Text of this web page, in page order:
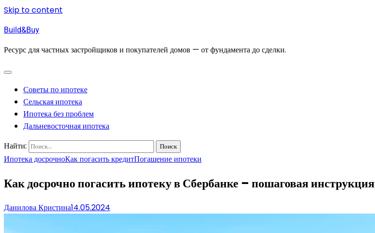
Skip to content
Build&Buy
Ресурс для частных застройщиков и покупателей домов — от фундамента до сделки.
Советы по ипотеке
Сельская ипотека
Ипотека без проблем
Дальневосточная ипотека
Найти:
Ипотека досрочноКак погасить кредитПогашение ипотеки
Как досрочно погасить ипотеку в Сбербанке – пошаговая инструкция
Данилова Кристина14.05.2024